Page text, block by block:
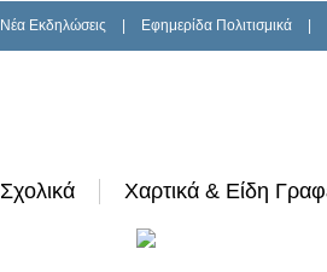
Νέα Εκδηλώσεις Εφημερίδα Πολιτισμικά
Σχολικά Χαρτικά & Είδη